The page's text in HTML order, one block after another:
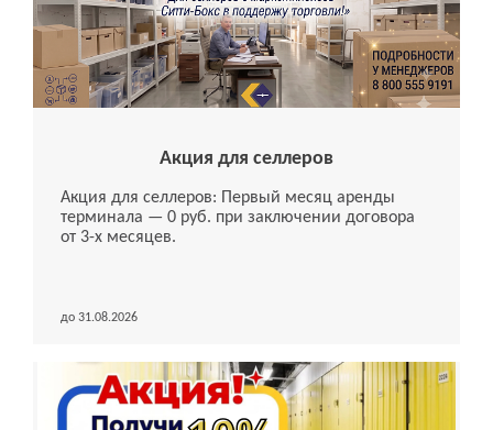
Акция для селлеров
Акция для селлеров: Первый месяц аренды
терминала — 0 руб. при заключении договора
от 3-х месяцев.
до 31.08.2026